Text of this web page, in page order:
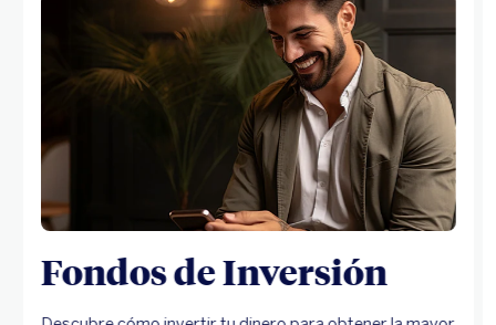
Fondos de Inversión